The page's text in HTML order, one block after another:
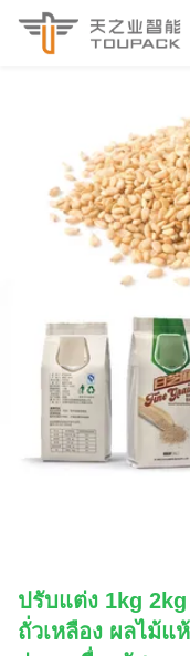
ปรับแต่ง 1kg
ถั่วเหลือง ผลไม้แ